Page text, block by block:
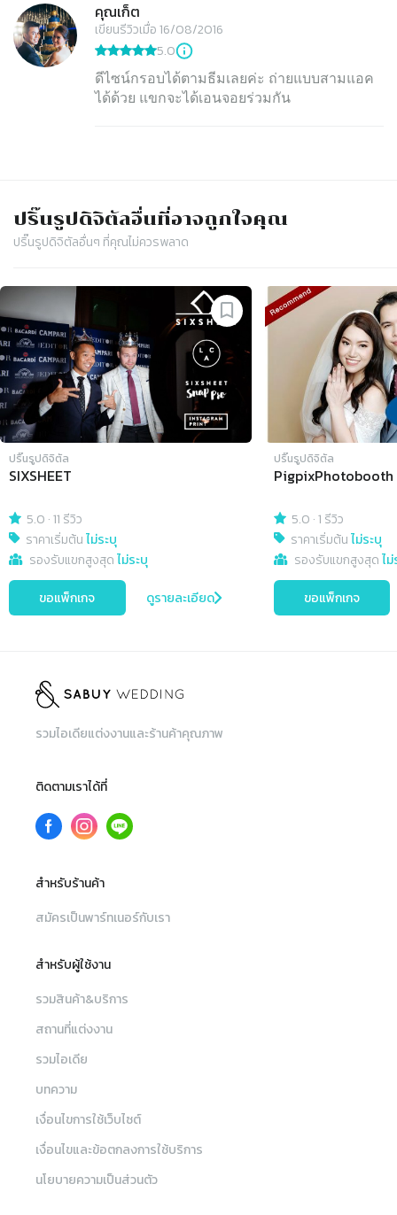
คุณเก็ต
เขียนรีวิวเมื่อ 16/08/2016
5.0
ดีไซน์กรอบได้ตามธีมเลยค่ะ ถ่ายแบบสามแอค
ได้ด้วย แขกจะได้เอนจอยร่วมกัน
ปริ๊นรูปดิจิตัลอื่นที่อาจถูกใจคุณ
ปริ๊นรูปดิจิตัลอื่นๆ ที่คุณไม่ควรพลาด
Slide 1 of 4
ปริ๊นรูปดิจิตัล
SIXSHEET
5.0 ·11 รีวิว
ราคาเริ่มต้นไม่ระบุ
รองรับแขกสูงสุดไม่ระบุ
ขอแพ็กเกจ ดูรายละเอียด
ปริ๊นรูปดิจิตัล
PigpixPhotobooth
5.0 ·1 รีวิว
ราคาเริ่มต้นไม่ระบุ
รองรับแขกสูงสุดไ
ขอแพ็กเกจ
รวมไอเดียแต่งงานและร้านค้าคุณภาพ
ติดตามเราได้ที่
สำหรับร้านค้า
สมัครเป็นพาร์ทเนอร์กับเรา
สำหรับผู้ใช้งาน
รวมสินค้า&บริการ
สถานที่แต่งงาน
รวมไอเดีย
บทความ
เงื่อนไขการใช้เว็บไซต์
เงื่อนไขและข้อตกลงการใช้บริการ
นโยบายความเป็นส่วนตัว